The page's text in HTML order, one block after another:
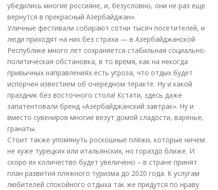
убедились многие россияне, и, безусловно, они не раз еще
вернутся в прекрасный Азербайджан».
Уличные фестивали собирают сотни тысяч посетителей, и
люди приходят на них без страха — в Азербайджанской
Республике много лет сохраняется стабильная социально-
политическая обстановка, в то время, как на некогда
привычных направлениях есть угроза, что отдых будет
испорчен известием об очередном теракте. Ну и какой
праздник без восточного стола! Кстати, здесь даже
запатентовали бренд «Азербайджанский завтрак». Ну и
вместо сувениров многие везут домой сладости, варенье,
гранаты.
Стоит также упомянуть роскошные пляжи, которые ничем
не хуже турецких или итальянских, но гораздо ближе. И
скоро их количество будет увеличено – в стране принят
план развития пляжного туризма до 2020 года. К услугам
любителей спокойного отдыха так же придутся по нраву